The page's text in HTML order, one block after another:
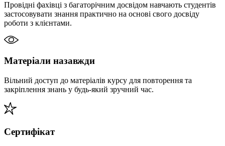
Провідні фахівці з багаторічним досвідом навчають студентів
застосовувати знання практично на основі свого досвіду
роботи з клієнтами.
Матеріали назавжди
Вільний доступ до матеріалів курсу для повторення та
закріплення знань у будь-який зручний час.
Сертифікат